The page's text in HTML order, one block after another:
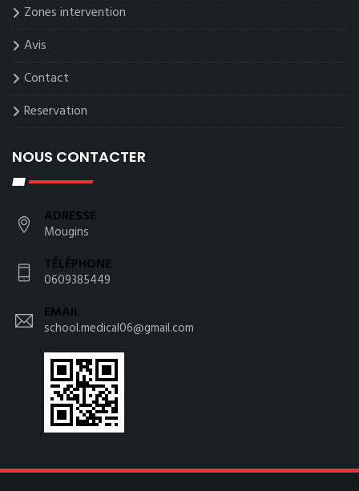
Zones intervention
Avis
Contact
Reservation
NOUS CONTACTER
ADRESSE
Mougins
TÉLÉPHONE
0609385449
EMAIL
school.medical06@gmail.com